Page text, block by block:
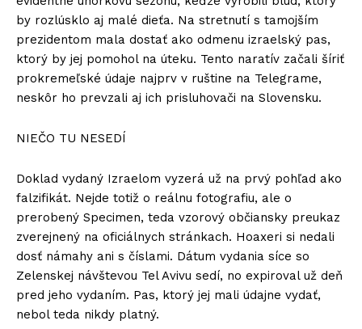
by rozlúsklo aj malé dieťa. Na stretnutí s tamojším
prezidentom mala dostať ako odmenu izraelský pas,
ktorý by jej pomohol na úteku. Tento naratív začali šíriť
prokremeľské údaje najprv v ruštine na Telegrame,
neskôr ho prevzali aj ich prisluhovači na Slovensku.
NIEČO TU NESEDÍ
Doklad vydaný Izraelom vyzerá už na prvý pohľad ako
falzifikát. Nejde totiž o reálnu fotografiu, ale o
prerobený Specimen, teda vzorový občiansky preukaz
zverejnený na oficiálnych stránkach. Hoaxeri si nedali
dosť námahy ani s číslami. Dátum vydania síce so
Zelenskej návštevou Tel Avivu sedí, no expiroval už deň
pred jeho vydaním. Pas, ktorý jej mali údajne vydať,
nebol teda nikdy platný.